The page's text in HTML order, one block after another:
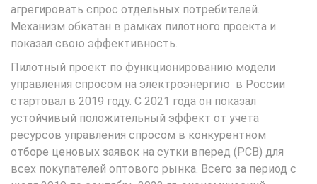
агрегировать спрос отдельных потребителей.
Механизм обкатан в рамках пилотного проекта и
показал свою эффективность.
Пилотный проект по функционированию модели
управления спросом на электроэнергию в России
стартовал в 2019 году. С 2021 года он показал
устойчивый положительный эффект от учета
ресурсов управления спросом в конкурентном
отборе ценовых заявок на сутки вперед (РСВ) для
всех покупателей оптового рынка. Всего за период с